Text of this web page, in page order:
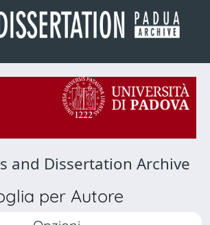
and Dissertation Archive
per Autore